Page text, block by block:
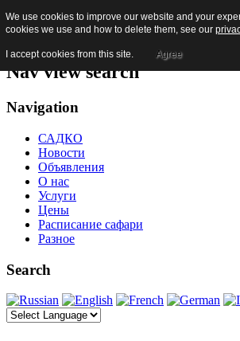
Skip to content
Jump to main navigation and login
Nav view search
Navigation
САДКО
Новости
Объявления
О нас
Услуги
Цены
Расписание сафари
Разное
Search
We use cookies to improve our website and your
cookies we use and how to delete them, see our
I accept cookies from this site. Agree